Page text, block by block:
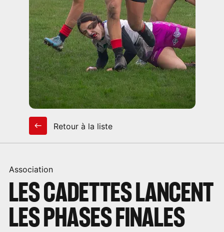
Association
LES CADETTES LANCENT
LES PHASES FINALES
Retour à la liste